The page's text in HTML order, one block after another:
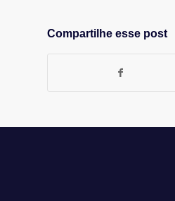
Compartilhe esse post